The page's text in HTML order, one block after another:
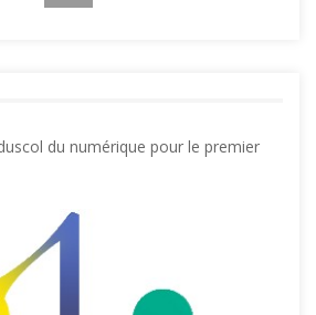
du numérique pour le premier